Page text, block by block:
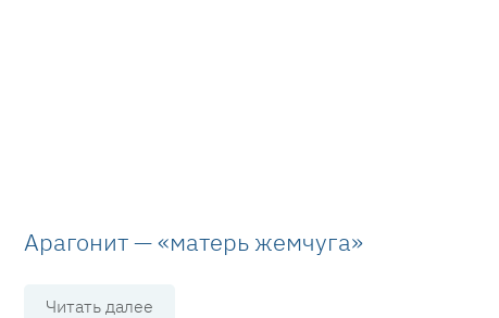
Арагонит — «матерь жемчуга»
Читать далее